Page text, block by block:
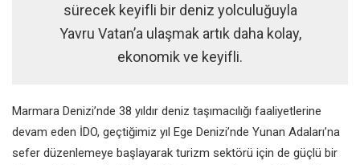
sürecek keyifli bir deniz yolculuğuyla
Yavru Vatan’a ulaşmak artık daha kolay,
ekonomik ve keyifli.
Marmara Denizi’nde 38 yıldır deniz taşımacılığı faaliyetlerine
devam eden İDO, geçtiğimiz yıl Ege Denizi’nde Yunan Adaları’na
sefer düzenlemeye başlayarak turizm sektörü için de güçlü bir